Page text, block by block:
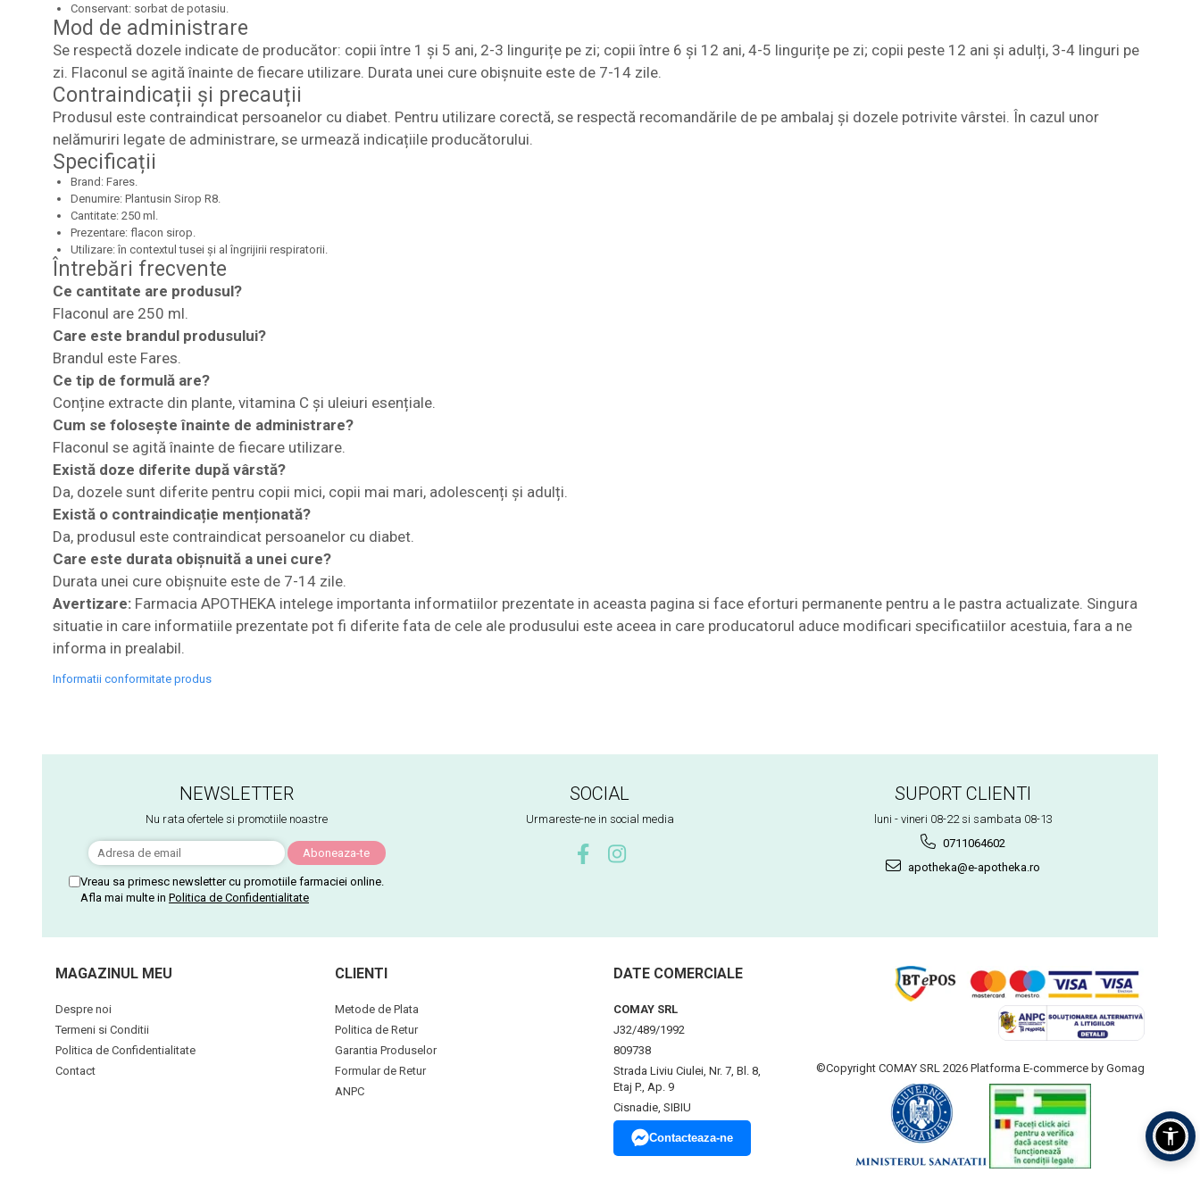
Conservant: sorbat de potasiu.
Mod de administrare
Se respectă dozele indicate de producător: copii între 1 și 5 ani, 2-3 lingurițe pe zi; copii între 6 și 12 ani, 4-5 lingurițe pe zi; copii peste 12 ani și adulți, 3-4 linguri pe
zi. Flaconul se agită înainte de fiecare utilizare. Durata unei cure obișnuite este de 7-14 zile.
Contraindicații și precauții
Produsul este contraindicat persoanelor cu diabet. Pentru utilizare corectă, se respectă recomandările de pe ambalaj și dozele potrivite vârstei. În cazul unor
nelămuriri legate de administrare, se urmează indicațiile producătorului.
Specificații
Brand: Fares.
Denumire: Plantusin Sirop R8.
Cantitate: 250 ml.
Prezentare: flacon sirop.
Utilizare: în contextul tusei și al îngrijirii respiratorii.
Întrebări frecvente
Ce cantitate are produsul?
Flaconul are 250 ml.
Care este brandul produsului?
Brandul este Fares.
Ce tip de formulă are?
Conține extracte din plante, vitamina C și uleiuri esențiale.
Cum se folosește înainte de administrare?
Flaconul se agită înainte de fiecare utilizare.
Există doze diferite după vârstă?
Da, dozele sunt diferite pentru copii mici, copii mai mari, adolescenți și adulți.
Există o contraindicație menționată?
Da, produsul este contraindicat persoanelor cu diabet.
Care este durata obișnuită a unei cure?
Durata unei cure obișnuite este de 7-14 zile.
Avertizare: Farmacia APOTHEKA intelege importanta informatiilor prezentate in aceasta pagina si face eforturi permanente pentru a le pastra actualizate. Singura
situatie in care informatiile prezentate pot fi diferite fata de cele ale produsului este aceea in care producatorul aduce modificari specificatiilor acestuia, fara a ne
informa in prealabil.
Informatii conformitate produs
NEWSLETTER
Nu rata ofertele si promotiile noastre
Vreau sa primesc newsletter cu promotiile farmaciei online.
Afla mai multe in Politica de Confidentialitate
SOCIAL
Urmareste-ne in social media
SUPORT CLIENTI
luni - vineri 08-22 si sambata 08-13
0711064602
apotheka@e-apotheka.ro
MAGAZINUL MEU
Despre noi
Termeni si Conditii
Politica de Confidentialitate
Contact
CLIENTI
Metode de Plata
Politica de Retur
Garantia Produselor
Formular de Retur
ANPC
DATE COMERCIALE
COMAY SRL
J32/489/1992
809738
Strada Liviu Ciulei, Nr. 7, Bl. 8,
Etaj P., Ap. 9
Cisnadie, SIBIU
Contacteaza-ne
©Copyright COMAY SRL 2026 Platforma E-commerce by Gomag